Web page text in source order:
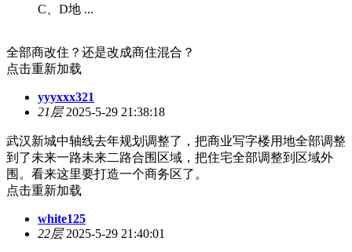
C、D地 ...
全部商改住？还是改成商住混合？
点击重新加载
yyyxxx321
21层2025-5-29 21:38:18
武汉新城中轴线去年规划调整了，把商业写字楼用地全部调整
到了未来一路未来二路合围区域，把住宅全部调整到区域外
围。看来这里要打造一个商务区了。
点击重新加载
white125
22层2025-5-29 21:40:01